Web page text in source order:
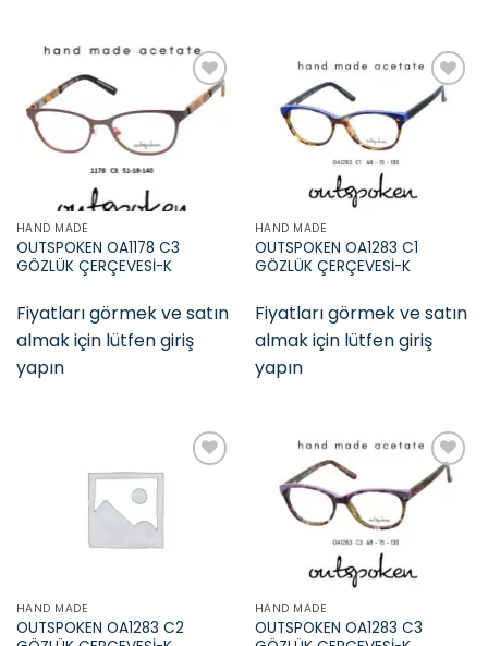
Add to
HAND MADE
OUTSPOKEN OA1178 C3
GÖZLÜK ÇERÇEVESİ-K
Fiyatları görmek ve satın
almak için lütfen giriş
yapın
HAND MADE
OUTSPOKEN OA1283 C1
GÖZLÜK ÇERÇEVESİ-K
Fiyatları görmek ve satın
almak için lütfen giriş
yapın
HAND MADE
OUTSPOKEN OA1283 C2
HAND MADE
OUTSPOKEN OA1283 C3